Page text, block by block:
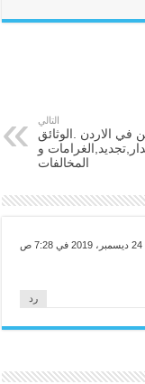
التالي
في الاردن .الوثائق
و
المخالفات
24 ديسمبر، 2019 في 7:28 ص
رد